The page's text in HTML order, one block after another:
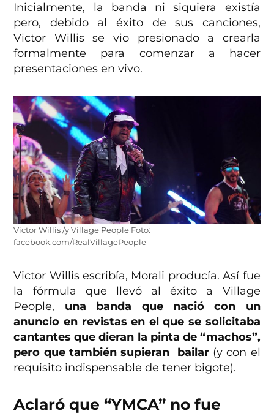
Inicialmente, la banda ni siquiera existía
pero, debido al éxito de sus canciones,
Victor Willis se vio presionado a crearla
formalmente para comenzar a hacer
presentaciones en vivo.
Victor Willis /y Village People Foto:
facebook.com/RealVillagePeople
Victor Willis escribía, Morali producía. Así fue
la fórmula que llevó al éxito a Village
People, una banda que nació con un
anuncio en revistas en el que se solicitaba
cantantes que dieran la pinta de “machos”,
pero que también supieran bailar (y con el
requisito indispensable de tener bigote).
Aclaró que “YMCA” no fue